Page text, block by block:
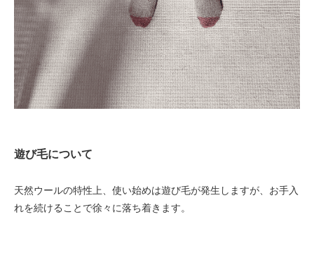
遊び毛について
天然ウールの特性上、使い始めは遊び毛が発生しますが、お手入
れを続けることで徐々に落ち着きます。